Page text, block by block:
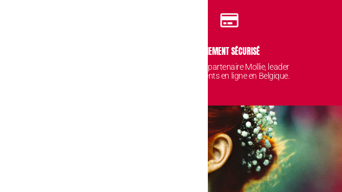
PAIEMENT SÉCURISÉ
Avec notre partenaire Mollie, leader
des paiements en ligne en Belgique.